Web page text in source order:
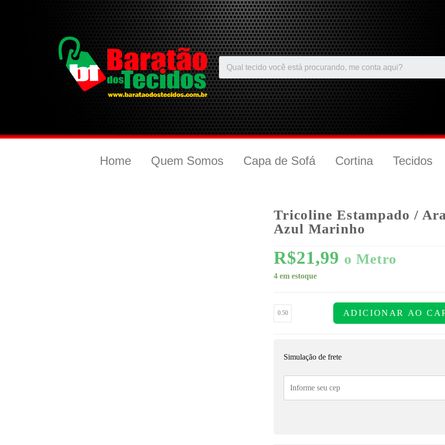
Home Quem Somos Capa de Sofá Cortina Tecidos
Tricoline Estampado /
Azul Marinho
R$21,99 o Metro
4 em estoque
ADICIONAR AO
Simulação de frete